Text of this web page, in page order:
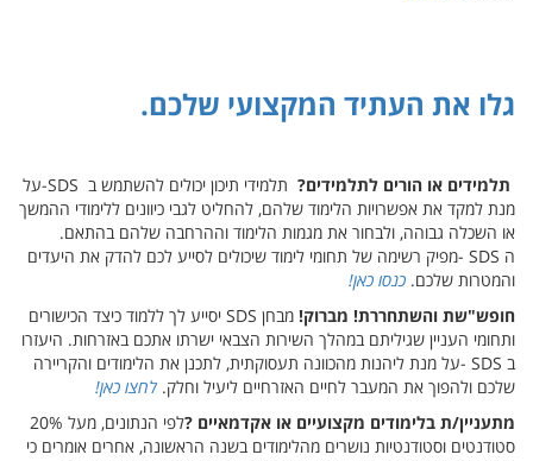
גלו את העתיד המקצועי שלכם.
תלמידים או הורים לתלמידים? תלמידי תיכון יכולים להשתמש ב -SDSעל
מנת למקד את אפשרויות הלימוד שלהם, להחליט לגבי כיוונים ללימודי ההמשך
או השכלה גבוהה, ולבחור את מגמות הלימוד וההרחבה שלהם בהתאם.
ה - SDSמפיק רשימה של תחומי לימוד שיכולים לסייע לכם להדק את היעדים
והמטרות שלכם. כנסו כאן!
חופש"שת והשתחררת! מברוק! מבחן SDS יסייע לך ללמוד כיצד הכישורים
ותחומי העניין שגיליתם במהלך השירות הצבאי ישרתו אתכם באזרחות. היעזרו
ב - SDSעל מנת ליהנות מהכוונה תעסוקתית, לתכנן את הלימודים והקריירה
שלכם ולהפוך את המעבר לחיים האזרחיים ליעיל וחלק. לחצו כאן!
מתעניין/ת בלימודים מקצועיים או אקדמאיים ?
לפי הנתונים, מעל 20%
סטודנטים וסטודנטיות נושרים מהלימודים בשנה הראשונה, אחרים אומרים כי